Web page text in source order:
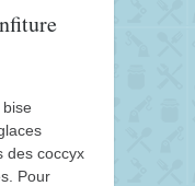
des coccyx
Pour